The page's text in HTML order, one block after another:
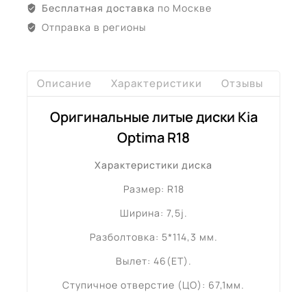
Бесплатная доставка по Москве
Отправка в регионы
Описание Характеристики Отзывы
Оригинальные литые диски Kia
Optima R18
Характеристики диска
Размер: R18
Ширина: 7,5j.
Разболтовка: 5*114,3 мм.
Вылет: 46(ET).
Ступичное отверстие (ЦО): 67,1мм.